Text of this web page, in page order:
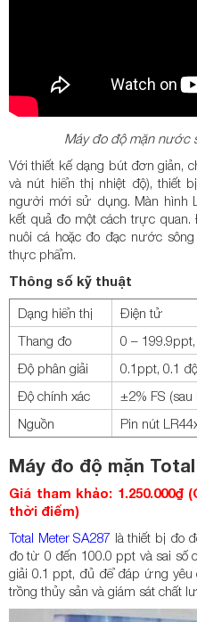
Máy đo độ mặn nước
Với thiết kế dạng bút đơn giản,
và nút hiển thị nhiệt độ), thiết
người mới sử dụng. Màn hình
kết quả đo một cách trực
nuôi cá hoặc đo đạc nước
thực phẩm.
Thông số kỹ thuật
Dạng hiển thị
Điện tử
Thang đo
0 –
Độ phân giải
0.1ppt, 0.1
Độ chính xác
±2% FS
Nguồn
Pin nút
Máy đo độ mặn
Giá tham khảo:
thời điểm)
Total Meter SA287 là thiết bị đo
đo từ 0 đến 100.0 ppt và sai số
giải 0.1 ppt, đủ để đáp ứng yêu
trồng thủy sản và giám sát chất